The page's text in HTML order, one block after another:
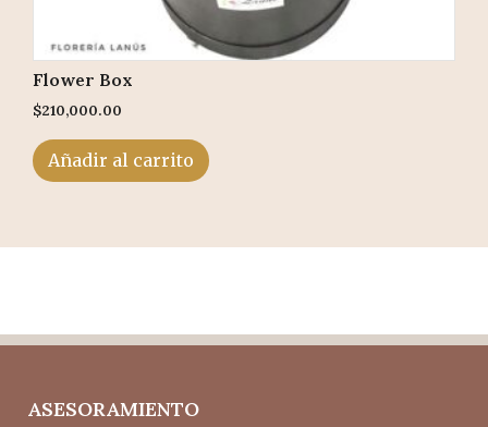
Flower Box
$210,000.00
Añadir al carrito
ASESORAMIENTO